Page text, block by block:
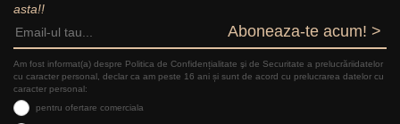
asta!!
Aboneaza-te acum! >
Am fost informat(a) despre Politica de Confidențialitate şi de Securitate a prelucrăriidatelor
cu caracter personal, declar ca am peste 16 ani și sunt de acord cu prelucrarea datelor cu
caracter personal:
pentru ofertare comerciala